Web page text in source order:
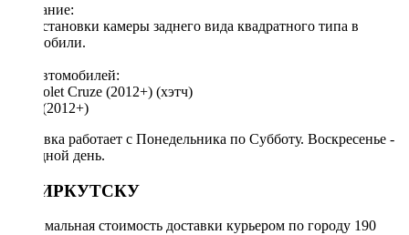
Описание:
Для установки камеры заднего вида квадратного типа в
автомобили.
Для автомобилей:
Chevrolet Cruze (2012+) (хэтч)
Aveo (2012+)
Доставка работает с Понедельника по Субботу. Воскресенье -
выходной день.
ПО ИРКУТСКУ
Минимальная стоимость доставки курьером по городу 190